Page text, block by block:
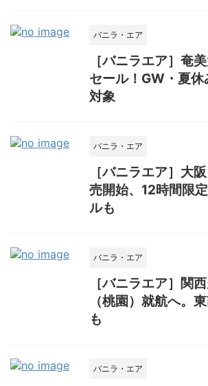
バニラ・エア
［バニラエア］奄
セール！GW・夏
対象
バニラ・エア
［バニラエア］大
売開始、12時間限
ルも
バニラ・エア
［バニラエア］関
（桃園）就航へ。
も
バニラ・エア